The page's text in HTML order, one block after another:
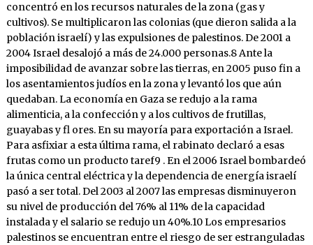
concentró en los recursos naturales de la zona (gas y
cultivos). Se multiplicaron las colonias (que dieron salida a la
población israelí) y las expulsiones de palestinos. De 2001 a
2004 Israel desalojó a más de 24.000 personas.8 Ante la
imposibilidad de avanzar sobre las tierras, en 2005 puso fin a
los asentamientos judíos en la zona y levantó los que aún
quedaban. La economía en Gaza se redujo a la rama
alimenticia, a la confección y a los cultivos de frutillas,
guayabas y fl ores. En su mayoría para exportación a Israel.
Para asfixiar a esta última rama, el rabinato declaró a esas
frutas como un producto taref9 . En el 2006 Israel bombardeó
la única central eléctrica y la dependencia de energía israelí
pasó a ser total. Del 2003 al 2007 las empresas disminuyeron
su nivel de producción del 76% al 11% de la capacidad
instalada y el salario se redujo un 40%.10 Los empresarios
palestinos se encuentran entre el riesgo de ser estranguladas